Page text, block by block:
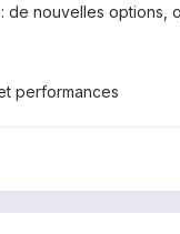
de nouvelles options,
performances